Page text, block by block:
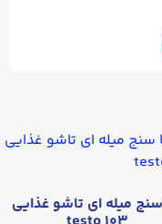
میله ای تاشو غذایی